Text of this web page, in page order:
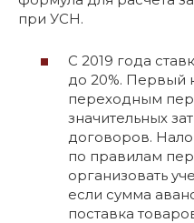
при УСН.
С 2019 года
до 20%. Первый
переходным
значительных
договоров.
по правилам
организовать
если сумма
поставка